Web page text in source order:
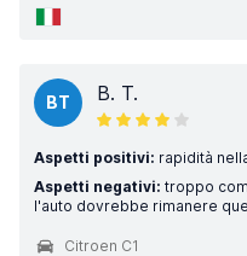
BT B. T.
Aspetti positivi: rapidità
Aspetti negativi: troppo
l'auto dovrebbe rimanere
Citroen C1